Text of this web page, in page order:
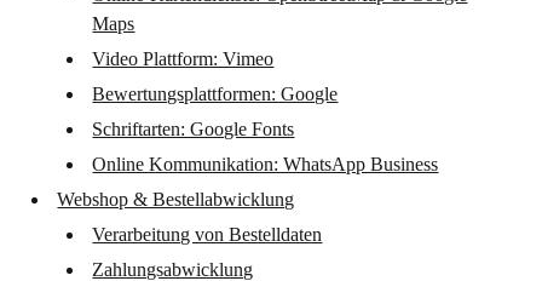
Maps
Video Plattform: Vimeo
Bewertungsplattformen: Google
Schriftarten: Google Fonts
Online Kommunikation: WhatsApp Business
Webshop & Bestellabwicklung
Verarbeitung von Bestelldaten
Zahlungsabwicklung